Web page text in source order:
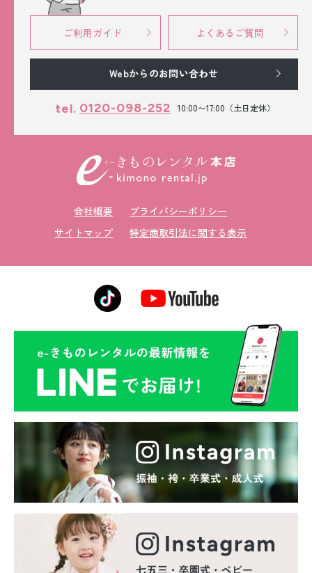
ご利用ガイド よくあるご質問
Webからのお問い合わせ
tel. 0120-098-252 10:00〜17:00（土日定休）
会社概要
プライバシーポリシー
サイトマップ
特定商取引法に関する表示